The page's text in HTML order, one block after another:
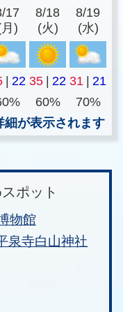
17
)
8/18
(火)
8/19
(水)
| 22 35 | 22 31 | 21
60%
70%
細が表示されます
ポット
物館
泉寺白山神社